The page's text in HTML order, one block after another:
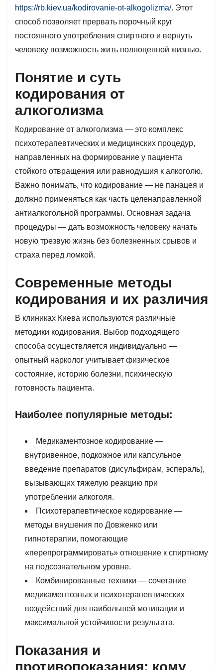
https://rb.kiev.ua/kodirovanie-ot-alkogolizma/. Этот
способ позволяет прервать порочный круг
постоянного употребления спиртного и вернуть
человеку возможность жить полноценной жизнью.
Понятие и суть
кодирования от
алкоголизма
Кодирование от алкоголизма — это комплекс
психотерапевтических и медицинских процедур,
направленных на формирование у пациента
стойкого отвращения или равнодушия к алкоголю.
Важно понимать, что кодирование — не панацея и
должно применяться как часть целенаправленной
антиалкогольной программы. Основная задача
процедуры — дать возможность человеку начать
новую трезвую жизнь без болезненных срывов и
страха перед ломкой.
Современные методы
кодирования и их различия
В клиниках Киева используются различные
методики кодирования. Выбор подходящего
способа осуществляется индивидуально —
опытный нарколог учитывает физическое
состояние, историю болезни, психическую
готовность пациента.
Наиболее популярные методы:
Медикаментозное кодирование —
внутривенное, подкожное или капсульное
введение препаратов (дисульфирам, эспераль),
вызывающих тяжелую реакцию при
употреблении алкоголя.
Психотерапевтическое кодирование —
методы внушения по Довженко или
гипнотерапии, помогающие
«перепрограммировать» отношение к спиртному
на подсознательном уровне.
Комбинированные техники — сочетание
медикаментозных и психотерапевтических
воздействий для наибольшей мотивации и
максимальной устойчивости результата.
Показания и
противопоказания: кому